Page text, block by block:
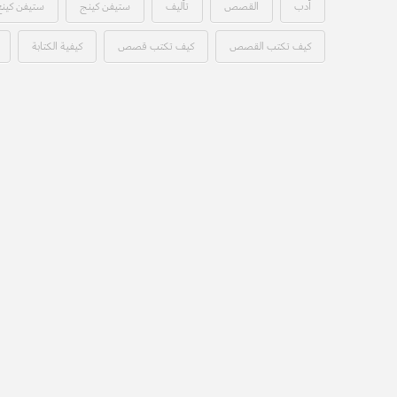
أدب القصص تأليف ستيفن كينج ستيفن
كيف تكتب القصص كيف تكتب قصص كيفية الكتابة